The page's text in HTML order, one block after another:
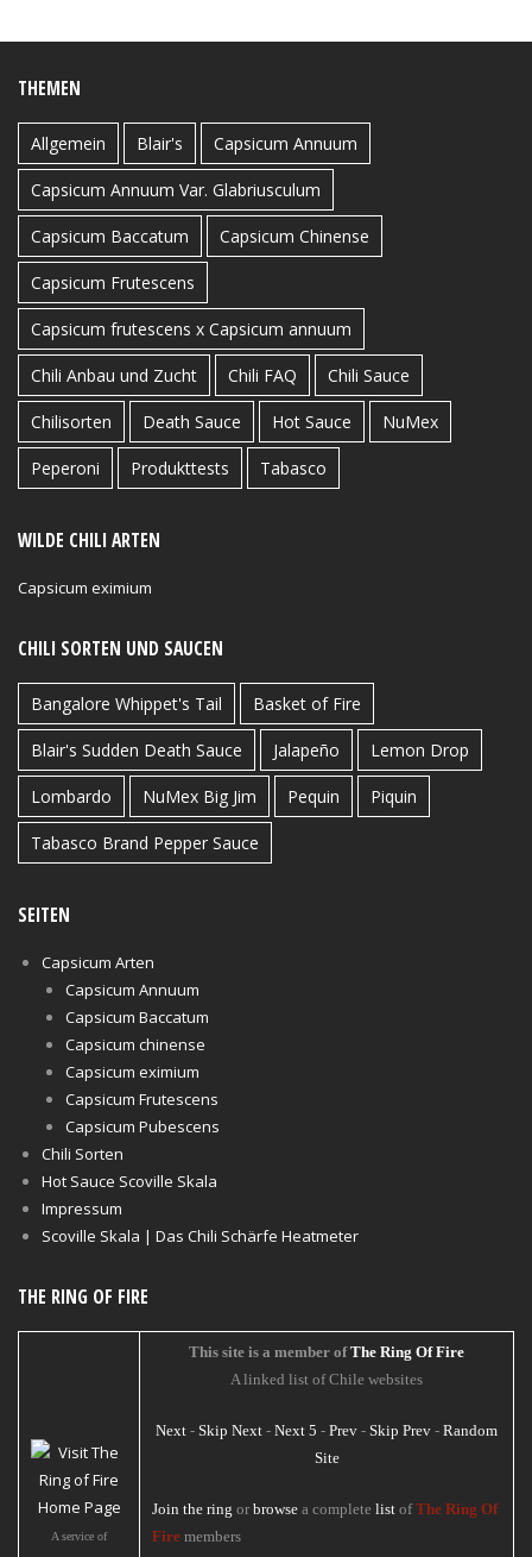
THEMEN
Allgemein Blair's Capsicum Annuum
Capsicum Annuum Var. Glabriusculum
Capsicum Baccatum Capsicum Chinense
Capsicum Frutescens
Capsicum frutescens x Capsicum annuum
Chili Anbau und Zucht Chili FAQ Chili Sauce
Chilisorten Death Sauce Hot Sauce NuMex
Peperoni Produkttests Tabasco
WILDE CHILI ARTEN
Capsicum eximium
CHILI SORTEN UND SAUCEN
Bangalore Whippet's Tail Basket of Fire
Blair's Sudden Death Sauce Jalapeño Lemon Drop
Lombardo NuMex Big Jim Pequin Piquin
Tabasco Brand Pepper Sauce
SEITEN
Capsicum Arten
Capsicum Annuum
Capsicum Baccatum
Capsicum chinense
Capsicum eximium
Capsicum Frutescens
Capsicum Pubescens
Chili Sorten
Hot Sauce Scoville Skala
Impressum
Scoville Skala | Das Chili Schärfe Heatmeter
THE RING OF FIRE
A service of
This site is a member ofThe Ring Of Fire
A linked list of Chile websites
Next - Skip Next - Next 5 - Prev - Skip Prev - Random
Site
Join the ring or browse a complete list ofThe Ring Of
Fire members